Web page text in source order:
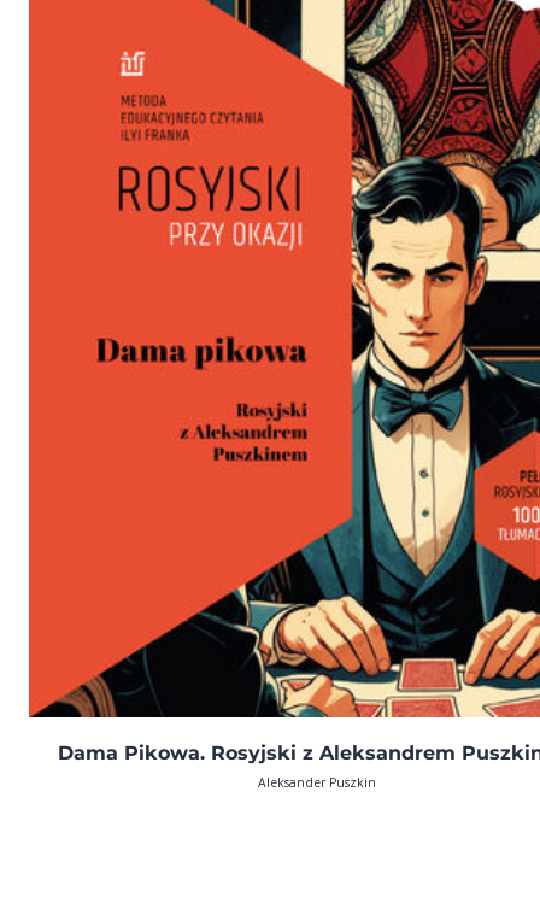
Dama Pikowa. Rosyjski z Aleksandrem
Aleksander Puszkin